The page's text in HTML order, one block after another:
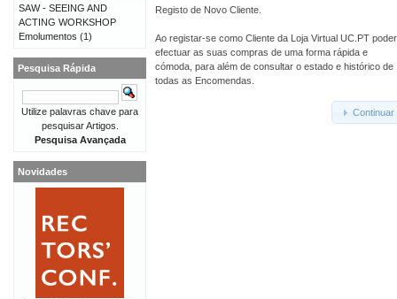
Registo de Novo Cliente.
Ao registar-se como Cliente da Loja Virtual UC.PT
efectuar as suas compras de uma forma rápida e
cómoda, para além de consultar o estado e histórico de
todas as Encomendas.
Continuar
SAW - SEEING AND
ACTING WORKSHOP
Emolumentos (1)
Pesquisa Rápida
Utilize palavras chave para
pesquisar Artigos.
Pesquisa Avançada
Novidades